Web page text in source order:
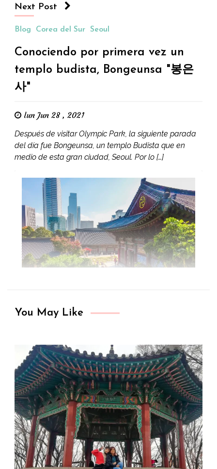
Next Post
Blog Corea del Sur Seoul
Conociendo por primera vez un
templo budista, Bongeunsa "봉은
사"
lun Jun 28 , 2021
Después de visitar Olympic Park, la siguiente parada
del día fue Bongeunsa, un templo Budista que en
medio de esta gran ciudad, Seoul. Por lo […]
You May Like